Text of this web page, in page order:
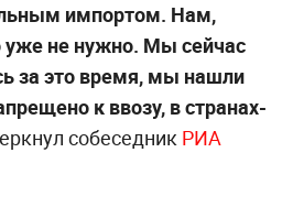
импортом. Нам,
уже не нужно. Мы сейчас
за это время, мы нашли
к ввозу, в странах-
собеседник РИА